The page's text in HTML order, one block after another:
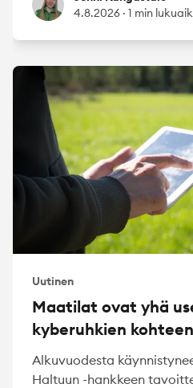
4.8.2026 · 1 min
Uutinen
Maatilat ovat yhä
kyberuhkien
Alkuvuodesta
Haltuun -hankkeen